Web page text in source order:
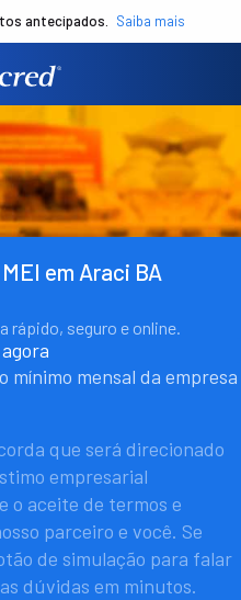
antecipados. Saiba mais
em Araci BA
rápido, seguro e online.
mensal da empresa
que será direcionado
empresarial
o aceite de termos e
parceiro e você. Se
de simulação para falar
dúvidas em minutos.